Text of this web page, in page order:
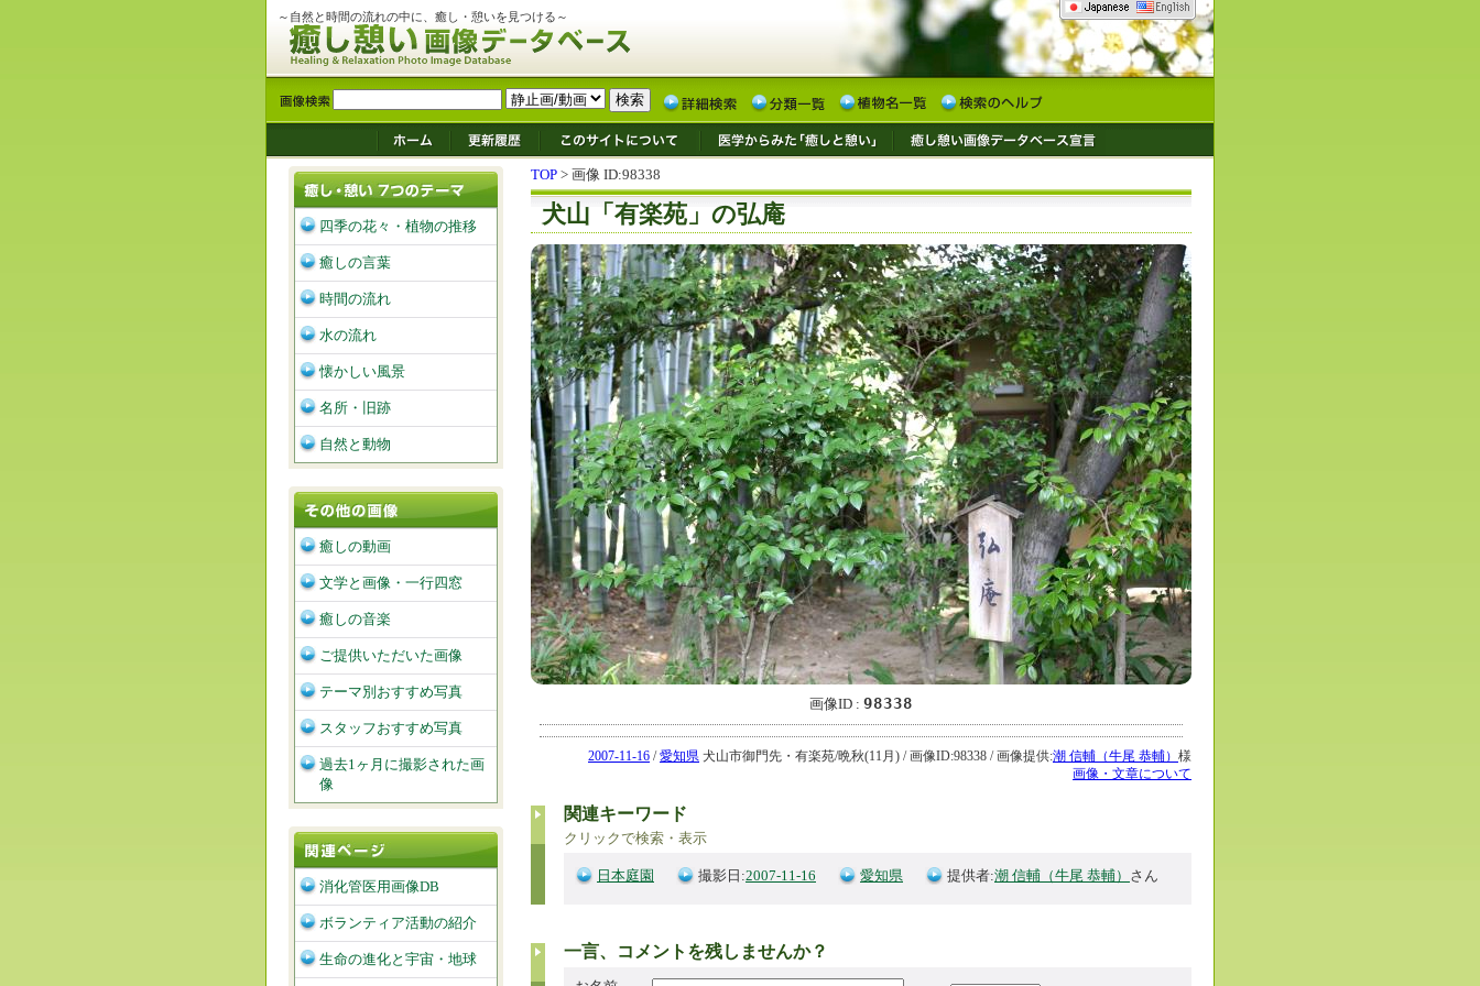
～自然と時間の流れの中に、癒し・憩いを見つける～
TOP > 画像 ID:98338
犬山「有楽苑」の弘庵
画像ID : 98338
2007-11-16 /愛知県 犬山市御門先・有楽苑/晩秋(11月) / 画像ID:98338 / 画像提供:潮 信輔（牛尾 恭輔） 様
画像・文章について
関連キーワード
クリックで検索・表示
日本庭園 撮影日:2007-11-16 愛知県 提供者:潮 信輔（牛尾 恭輔） さん
一言、コメントを残しませんか？
四季の花々・植物の推移
癒しの言葉
時間の流れ
水の流れ
懐かしい風景
名所・旧跡
自然と動物
癒しの動画
文学と画像・一行四窓
癒しの音楽
ご提供いただいた画像
テーマ別おすすめ写真
スタッフおすすめ写真
過去1ヶ月に撮影された画
像
消化管医用画像DB
ボランティア活動の紹介
生命の進化と宇宙・地球